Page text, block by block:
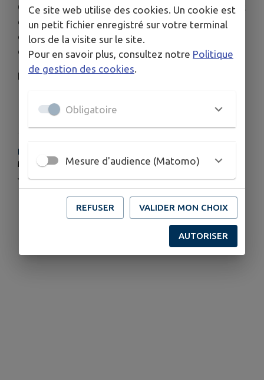
Ce registre permet aux habitants qui le souhaitent
de formuler leurs observations, remarques ou
doléances relatives au projet de PLUi-H en cours
d'élaboration.
La municipalité
HORAIRES
Mardi : 15h30-18h
Jeudi : 9h30 - 11h30
Ce site web utilise des cookies. Un cookie est
un petit fichier enregistré sur votre terminal
lors de la visite sur le site.
Pour en savoir plus, consultez notre Politique
de gestion des cookies.
Obligatoire
Mesure d'audience (Matomo)
REFUSER VALIDER MON CHOIX
AUTORISER